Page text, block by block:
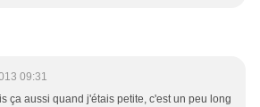
09:31
ça aussi quand j'étais petite, c'est un peu long